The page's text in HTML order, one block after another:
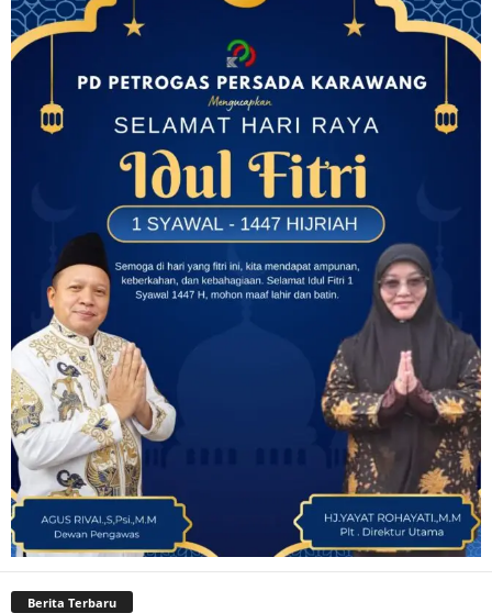
Berita Terbaru